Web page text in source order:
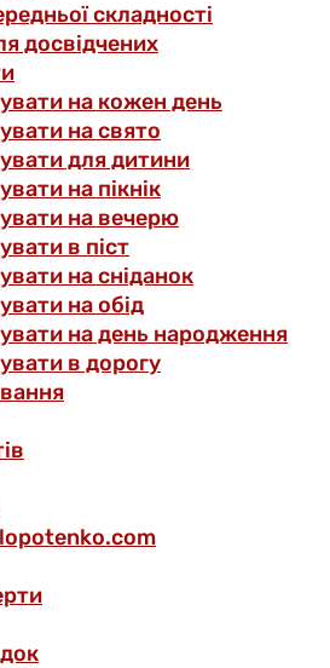
складності
досвідчених
на кожен день
на свято
для дитини
на пікнік
на вечерю
в піст
на сніданок
на обід
на день народження
в дорогу